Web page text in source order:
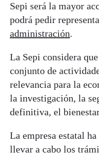
Sepi será la mayor
podrá pedir
administración.
La Sepi considera
conjunto de
relevancia para la
la investigación, la
definitiva, el
La empresa estatal
llevar a cabo los